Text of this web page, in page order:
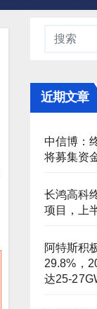
近期文章
中信博：
将募集资
长鸿高科
项目，上
阿特斯积
29.8%，
达25-